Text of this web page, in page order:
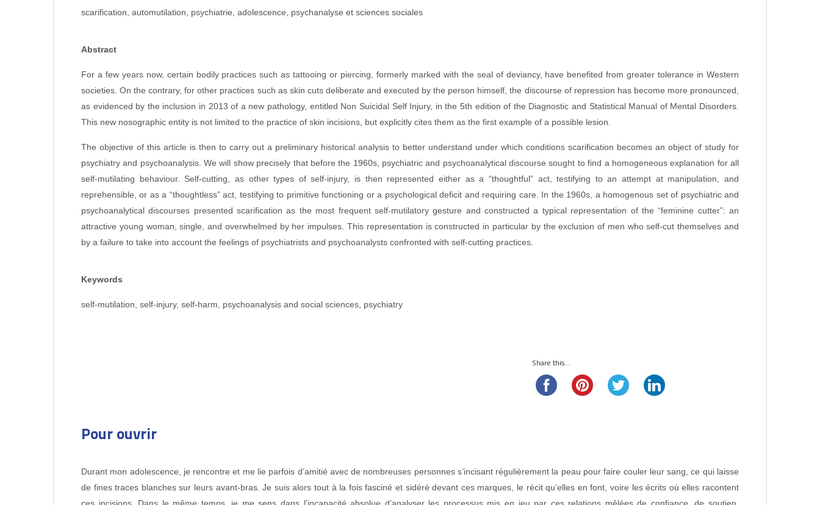
scarification, automutilation, psychiatrie, adolescence, psychanalyse et sciences sociales
Abstract
For a few years now, certain bodily practices such as tattooing or piercing, formerly marked with the seal of deviancy, have benefited from greater tolerance in Western
societies. On the contrary, for other practices such as skin cuts deliberate and executed by the person himself, the discourse of repression has become more pronounced,
as evidenced by the inclusion in 2013 of a new pathology, entitled Non Suicidal Self Injury, in the 5th edition of the Diagnostic and Statistical Manual of Mental Disorders.
This new nosographic entity is not limited to the practice of skin incisions, but explicitly cites them as the first example of a possible lesion.
The objective of this article is then to carry out a preliminary historical analysis to better understand under which conditions scarification becomes an object of study for
psychiatry and psychoanalysis. We will show precisely that before the 1960s, psychiatric and psychoanalytical discourse sought to find a homogeneous explanation for all
self‑mutilating behaviour. Self‑cutting, as other types of self‑injury, is then represented either as a “thoughtful” act, testifying to an attempt at manipulation, and
reprehensible, or as a “thoughtless” act, testifying to primitive functioning or a psychological deficit and requiring care. In the 1960s, a homogenous set of psychiatric and
psychoanalytical discourses presented scarification as the most frequent self‑mutilatory gesture and constructed a typical representation of the “feminine cutter”: an
attractive young woman, single, and overwhelmed by her impulses. This representation is constructed in particular by the exclusion of men who self‑cut themselves and
by a failure to take into account the feelings of psychiatrists and psychoanalysts confronted with self‑cutting practices.
Keywords
self‑mutilation, self‑injury, self‑harm, psychoanalysis and social sciences, psychiatry
Share this...
Pour ouvrir
Durant mon adolescence, je rencontre et me lie parfois d’amitié avec de nombreuses personnes s’incisant régulièrement la peau pour faire couler leur sang, ce qui laisse
de fines traces blanches sur leurs avant‑bras. Je suis alors tout à la fois fasciné et sidéré devant ces marques, le récit qu’elles en font, voire les écrits où elles racontent